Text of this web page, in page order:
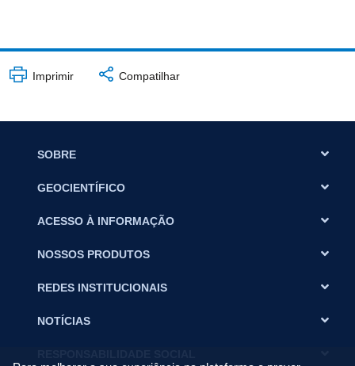
Imprimir Compatilhar
SOBRE
GEOCIENTÍFICO
ACESSO À INFORMAÇÃO
NOSSOS PRODUTOS
REDES INSTITUCIONAIS
NOTÍCIAS